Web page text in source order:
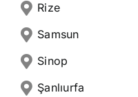
Rize
Samsun
Sinop
Şanlıurfa